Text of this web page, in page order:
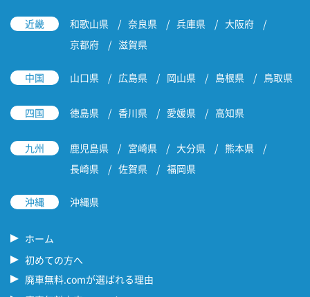
近畿 和歌山県 奈良県 兵庫県
大阪府
京都府
滋賀県
中国 山口県 広島県 岡山県 島根県 鳥取県
四国 徳島県 香川県 愛媛県 高知県
九州 鹿児島県 宮崎県 大分県
熊本県
長崎県
佐賀県 福岡県
沖縄 沖縄県
ホーム
初めての方へ
廃車無料.comが選ばれる理由